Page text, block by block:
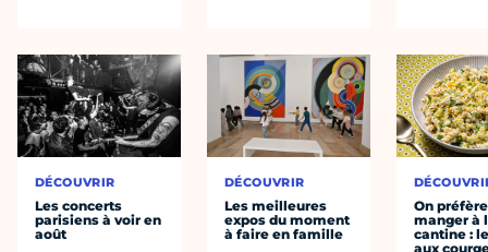
DÉCOUVRIR
Les concerts
parisiens à voir en
août
DÉCOUVRIR
Les meilleures
expos du moment
à faire en famille
On préfère
manger à
cantine :
aux